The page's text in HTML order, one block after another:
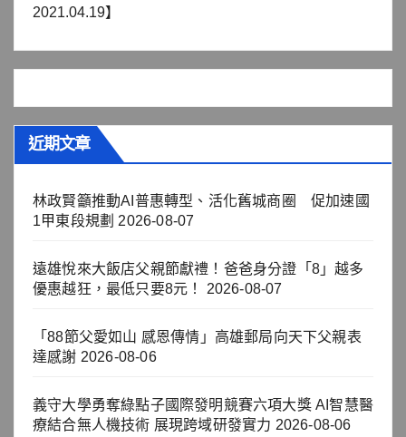
2021.04.19】
近期文章
林政賢籲推動AI普惠轉型、活化舊城商圈 促加速國
1甲東段規劃 2026-08-07
遠雄悅來大飯店父親節獻禮！爸爸身分證「8」越多
優惠越狂，最低只要8元！
2026-08-07
「88節父愛如山 感恩傳情」高雄郵局向天下父親表
達感謝 2026-08-06
義守大學勇奪綠點子國際發明競賽六項大獎 AI智慧醫
療結合無人機技術 展現跨域研發實力 2026-08-06